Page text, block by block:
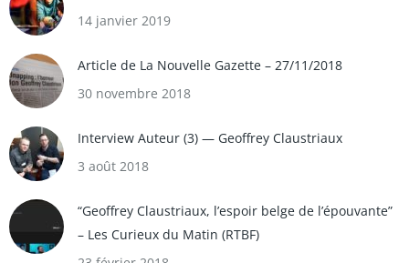
14 janvier 2019
Article de La Nouvelle Gazette – 27/11/2018
30 novembre 2018
Interview Auteur (3) — Geoffrey Claustriaux
3 août 2018
“Geoffrey Claustriaux, l’espoir belge de l’épouvante”
– Les Curieux du Matin (RTBF)